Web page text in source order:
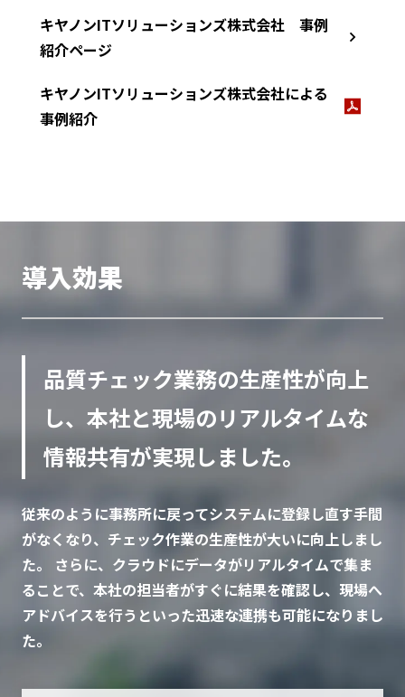
キヤノンITソリューションズ株式会社 事例
紹介ページ
キヤノンITソリューションズ株式会社による
事例紹介
導入効果
品質チェック業務の生産性が向上
し、本社と現場のリアルタイムな
情報共有が実現しました。
従来のように事務所に戻ってシステムに登録し直す手間
がなくなり、チェック作業の生産性が大いに向上しまし
た。 さらに、クラウドにデータがリアルタイムで集ま
ることで、本社の担当者がすぐに結果を確認し、現場へ
アドバイスを行うといった迅速な連携も可能になりまし
た。